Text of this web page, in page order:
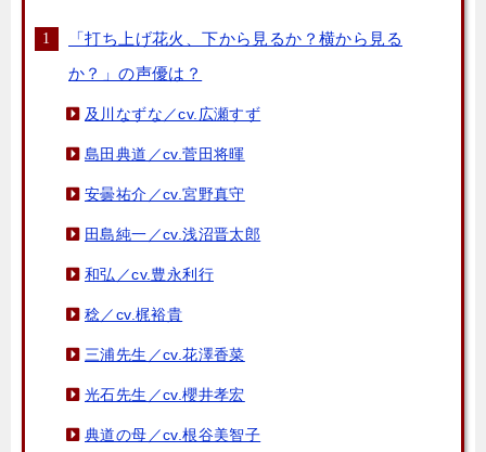
「打ち上げ花火、下から見るか？横から見る
か？」の声優は？
及川なずな／cv.広瀬すず
島田典道／cv.菅田将暉
安曇祐介／cv.宮野真守
田島純一／cv.浅沼晋太郎
和弘／cv.豊永利行
稔／cv.梶裕貴
三浦先生／cv.花澤香菜
光石先生／cv.櫻井孝宏
典道の母／cv.根谷美智子